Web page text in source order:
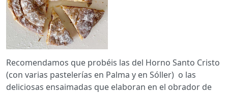
Recomendamos que probéis las del Horno Santo Cristo
(con varias pastelerías en Palma y en Sóller) o las
deliciosas ensaimadas que elaboran en el obrador de